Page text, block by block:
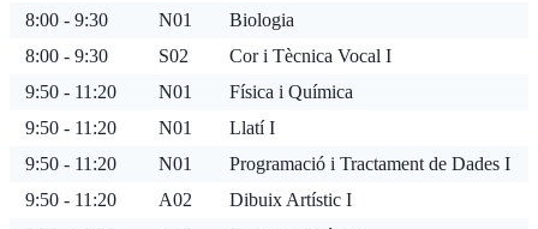
8:00 - 9:30
N01
Biologia
8:00 - 9:30
S02
Cor i Tècnica Vocal I
9:50 - 11:20
N01
Física i Química
9:50 - 11:20
N01
Llatí I
9:50 - 11:20
N01
Programació i Tractament de Dades I
9:50 - 11:20
A02
Dibuix Artístic I